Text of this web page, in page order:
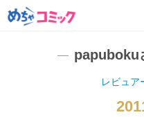
papuboku
レビュア